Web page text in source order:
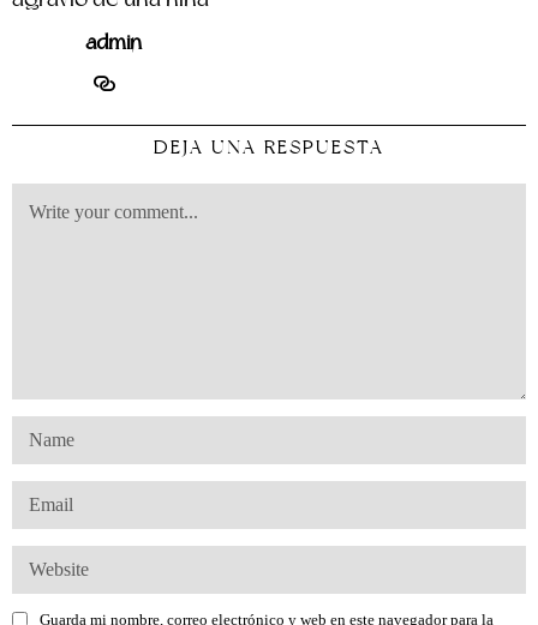
admin
DEJA UNA RESPUESTA
Guarda mi nombre, correo electrónico y web en este navegador para la